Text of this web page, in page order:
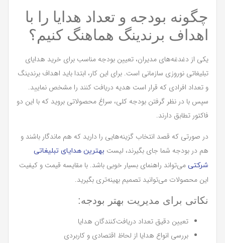
چگونه بودجه و تعداد هدایا را با
اهداف برندینگ هماهنگ کنیم؟
یکی از دغدغه‌های مدیران، تعیین بودجه مناسب برای خرید هدایای
تبلیغاتی نوروزی سازمانی است. برای این کار، ابتدا باید اهداف برندینگ
و تعداد افرادی که قرار است هدیه دریافت کنند را مشخص نمایید.
سپس با در نظر گرفتن بودجه کلی، سراغ محصولاتی بروید که با این دو
فاکتور تطابق دارند.
در صورتی که قصد انتخاب گزینه‌هایی را دارید که هم ماندگار باشند و
هم در بودجه شما جای بگیرند، لیست بهترین هدایای تبلیغاتی
شرکتی می‌تواند راهنمای بسیار خوبی باشد. با مقایسه قیمت و کیفیت
این محصولات می‌توانید تصمیم بهینه‌تری بگیرید.
نکاتی برای مدیریت بهتر بودجه:
تعیین دقیق تعداد دریافت‌کنندگان هدایا
بررسی انواع هدایا از لحاظ اقتصادی و کاربردی